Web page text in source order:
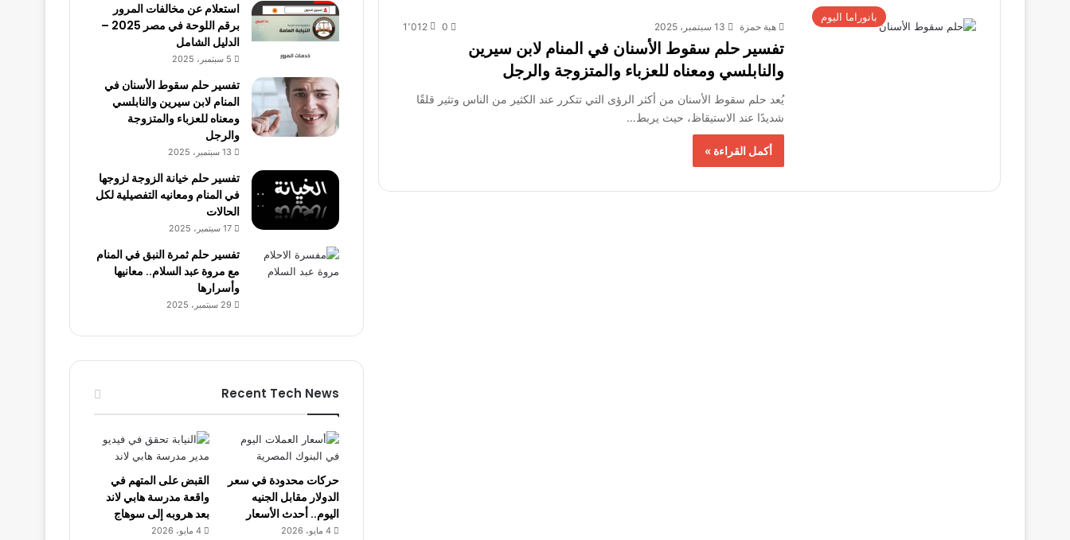
بانوراما اليوم
هبة حمزة 13 سبتمبر، 2025 0 1٬012
تفسير حلم سقوط الأسنان في المنام لابن سيرين
والنابلسي ومعناه للعزباء والمتزوجة والرجل
يُعد حلم سقوط الأسنان من أكثر الرؤى التي تتكرر عند الكثير من الناس وتثير قلقًا
شديدًا عند الاستيقاظ، حيث يربط…
أكمل القراءة »
استعلام عن مخالفات المرور
برقم اللوحة في مصر 2025 –
الدليل الشامل
5 سبتمبر، 2025
تفسير حلم سقوط الأسنان في
المنام لابن سيرين والنابلسي
ومعناه للعزباء والمتزوجة
والرجل
13 سبتمبر، 2025
تفسير حلم خيانة الزوجة لزوجها
في المنام ومعانيه التفصيلية لكل
الحالات
17 سبتمبر، 2025
تفسير حلم ثمرة النبق في المنام
مع مروة عبد السلام.. معانيها
وأسرارها
29 سبتمبر، 2025
Recent Tech News
حركات محدودة في سعر
الدولار مقابل الجنيه
اليوم.. أحدث الأسعار
4 مايو، 2026
القبض على المتهم في
واقعة مدرسة هابي لاند
بعد هروبه إلى سوهاج
4 مايو، 2026